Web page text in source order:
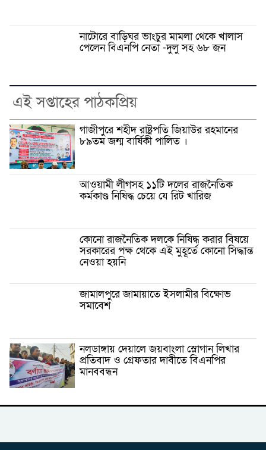
নাটোরে বাড়িঘর ভাংচুর মামলা থেকে খালাস
পেলেন বিএনপি নেতা -দুলু সহ ৬৮ জন
এই সপ্তাহের পাঠকপ্রিয়
গাজীপুরে শহীদ রাষ্ট্রপতি জিয়াউর রহমানের
৮৯তম জন্ম বার্ষিকী পালিত ।
আওয়ামী লীগসহ ১১টি দলের রাজনৈতিক
কর্মকাণ্ড নিষিদ্ধ চেয়ে যে রিট খারিজ
কোনো রাজনৈতিক দলকে নিষিদ্ধ করার বিষয়ে
সরকারের পক্ষ থেকে এই মুহূর্তে কোনো সিদ্ধান্ত
নেওয়া হয়নি
জামালপুরে জামায়াতে ইসলামীর বিক্ষোভ
সমাবেশ
নলডাঙ্গায় দেয়ালে জয়বাংলা স্লোগান লিখার
প্রতিবাদ ও গ্রেফতার দাবীতে বিএনপির
মানববন্ধন